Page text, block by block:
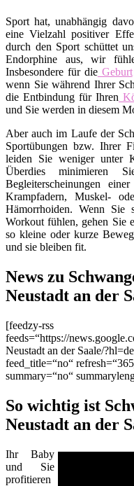
Sport hat, unabhängig
eine Vielzahl positiver
durch den Sport schüttet
Endorphine aus, wir
Insbesondere für dieGeburt
wenn Sie während Ihrer
die Entbindung für Ihren
und Sie werden in diesem
Aber auch im Laufe der
Sportübungen bzw. Ihrer
leiden Sie weniger unter
Überdies minimieren
Begleiterscheinungen
Krampfadern, Muskel-
Hämorrhoiden. Wenn
Workout fühlen, gehen Sie
so kleine oder kurze
und sie bleiben fit.
News zu
Neustadt an der
[feedzy-rss
feeds=“https://
Neustadt an der Saale/
feed_title=“no“
summary=“no“
So wichtig ist
Neustadt an der
Ihr Baby
und Sie
profitieren